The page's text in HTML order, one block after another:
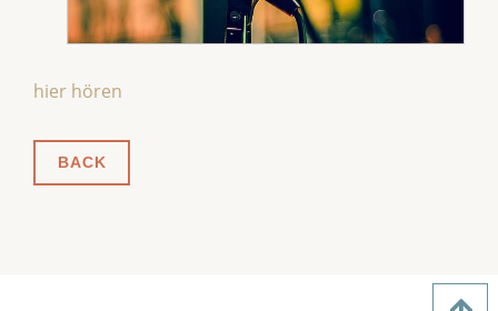
hier hören
BACK